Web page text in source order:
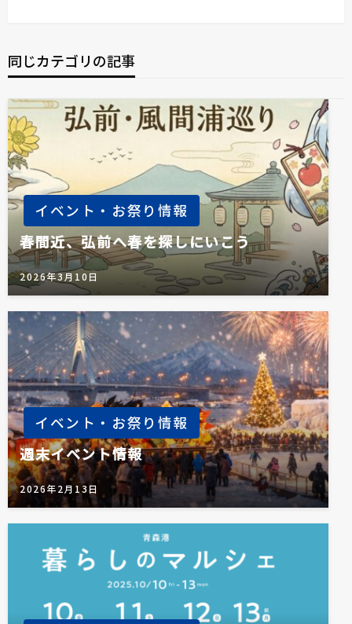
ー
ョ
ン
同じカテゴリの記事
イベント・お祭り情報
春間近、弘前へ春を探しにいこう
2026年3月10日
イベント・お祭り情報
週末イベント情報
2026年2月13日